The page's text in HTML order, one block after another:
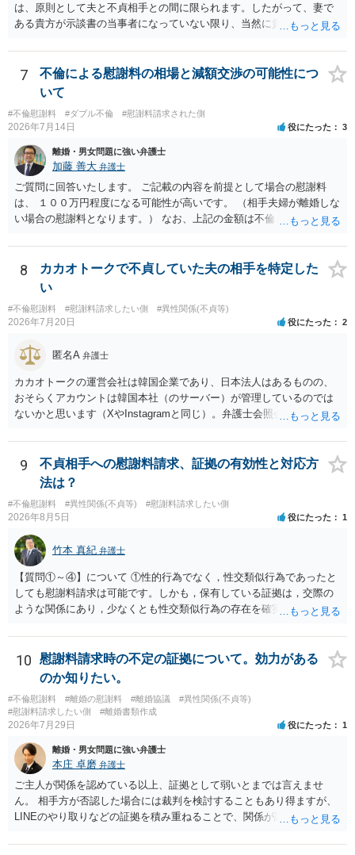
は、原則として夫と不貞相手との間に限られます。したがって、妻で
ある貴方が示談書の当事者になっていない限り、当然に貴方の不貞慰
避けるためには、示談書の中に「本示談は夫と不貞相手との間の清算
に限るものであり、妻の不貞相手に対する慰謝料請求権を放棄・制限
するものではない」旨を明記しておく方が安全です。また、清算条項
を入れる場合にも、「夫と不貞相手との間に限る」と対象を明確にす
べきです。 他方、不貞相手が夫から示談金を受け取る場合、その名目
や内容によっては、後に貴方が不貞相手へ慰謝料請求する際、不貞相
手側から「すでに夫との間で一定の清算がされている」「夫側から支
払を受けた」などと（その当否は別として）反論等されてこじれてし
まう可能性があります。そのため、示談金の趣旨、清算対象、妻の請
求権への影響を明確にしておくことが重要です。示談金１８０万円の
妥当性については、中絶、精神的苦痛、通院・治療の有無、診断内
容、夫の説明内容、妊娠・中絶に至る経緯等によって変わります。中
絶について双方同意があったとしても、身体的・精神的負担が考慮さ
れることはありますが、夫が当初から離婚できないと伝えていた事情
があるなら、結婚期待を理由とする損害については争い得る部分もあ
ります。 なお、貴方から不貞相手へ請求する慰謝料額は、夫が不貞相
手に支払う示談金額だけで決まるものではありません。不貞期間、回
数、婚姻期間、夫婦関係への影響、離婚・別居の有無、相手方の認識
談も検討なさった方がよいでしょう。
7
不倫による慰謝料の相場と減額交渉の可能性につ
いて
#不倫慰謝料 #ダブル不倫 #慰謝料請求された側
2026年7月14日 役にたった 3
離婚・男女問題に強い弁護士
加藤 善大 弁護士
ご質問に回答いたします。 ご記載の内容を前提として場合の慰謝料
は、 １００万円程度になる可能性が高いです。 （相手夫婦が離婚しな
い場合の慰謝料となります。） なお、上記の金額は不倫をした２名が
半額程度の支払を求める、 求償ができることになります。 その求償権
を放棄する場合の慰謝料相場は、６０万円から８０万円程度になるこ
とが多いです。 （相手夫婦が離婚しませんので、減額してでも求償権
る可能性について、慰謝料額に影響が出る可能性はないと考えます。
最後に、ご依頼になる場合の弁護士費用は、ご依頼になる弁護士によ
り異なりますので、直接ご確認いただくといいですよ。 ご質問に対す
る回答は以上ですが、可能であれば、ご依頼になるかは別にして、お
近くの弁護士に直接相談されて、今後の対応についてアドバイスを求
めることをおすすめいたします。 ご参考にしていただけますと幸いで
す。
8
カカオトークで不貞していた夫の相手を特定した
い
#不倫慰謝料 #慰謝料請求したい側 #異性関係(不貞等)
2026年7月20日 役にたった 2
匿名A 弁護士
カカオトークの運営会社は韓国企業であり、日本法人はあるものの、
おそらくアカウントは韓国本社（のサーバー）が管理しているのでは
ないかと思います（XやInstagramと同じ）。弁護士会照会は日本法に
対する照会は基本的にできないと解されています（弁護士会によって
は例外的に認める扱いもありますが、かなり限定されているので一般
的ではないでしょう）。もし韓国本社がアカウント管理をしているな
ら、日本法人へ送っても「ウチでは管理していない」という回答にな
ります。 個人で直接他人のID情報の開示を求めても拒否されるでしょ
う。
9
不貞相手への慰謝料請求、証拠の有効性と対応方
法は？
#不倫慰謝料 #異性関係(不貞等) #慰謝料請求したい側
2026年8月5日 役にたった 1
竹本 真紀 弁護士
【質問①～④】について ①性的行為でなく，性交類似行為であったと
しても慰謝料請求は可能です。しかも，保有している証拠は，交際の
ような関係にあり，少なくとも性交類似行為の存在を確実に証明でき
ことを窺わせるものです。）。ですから，慰謝料請求を進めることで
よいと思います。 ただ．慰謝料額については，婚姻破綻に至っていな
いとして，この点を考慮されることになるかもしれません。 ②夫との
今後のことを考えて書いてもらうか否かを検討するのがよいと思いま
す。今ある証拠以上のことを証明（証明力を強めることも含む）でき
るのであれば，前向きに検討を進めるという考え方でもよいでしょ
値と夫との関係との均衡のように思います。 ③行政書士に委任をして
いるのであれば，どのような内容の委任なのか不明ですが，その行政
書士との協議になると思います。請求するか，訴訟にするか，その点
の見極めや，相手方は性交類似行為は認めているのか，それさえも否
定しているのかによって，考え方・進め方は変わってくると思いま
あれば，本人（行政書士でも同じだと思います。）への対応ではあま
10
慰謝料請求時の不定の証拠について。効力がある
のか知りたい。
#不倫慰謝料 #離婚の慰謝料 #離婚協議
#異性関係(不貞等)
#慰謝料請求したい側
#離婚書類作成
2026年7月29日 役にたった 1
離婚・男女問題に強い弁護士
本庄 卓磨 弁護士
ご主人が関係を認めている以上、証拠として弱いとまでは言えませ
ん。 相手方が否認した場合には裁判を検討することもあり得ますが、
LINEのやり取りなどの証拠を積み重ねることで、関係が認定される余
個別の事情によりますので、お早めに弁護士に相談されることをおす